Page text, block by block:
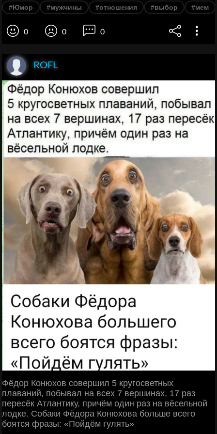
#Юмор #мужчины #отношения #выбор #мем
0 0 0
ROFL
Фёдор Конюхов совершил 5 кругосветных
плаваний, побывал на всех 7 вершинах, 17 раз
пересёк Атлантику, причём один раз на вёсельной
лодке. Собаки Фёдора Конюхова больше всего
боятся фразы: «Пойдём гулять»